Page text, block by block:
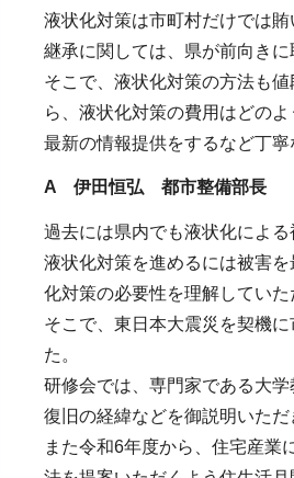
液状化対策は市町村だけでは
継承に関しては、県が前向きに
そこで、液状化対策の方法も
ら、液状化対策の費用はどの
最新の情報提供をするなど丁
A 伊田恒弘 都市整備部長
過去には県内でも液状化によ
液状化対策を進めるには被害
化対策の必要性を理解していた
そこで、東日本大震災を契機
た。
研修会では、専門家である大
復旧の経緯などを御説明いた
また令和6年度から、住宅産業